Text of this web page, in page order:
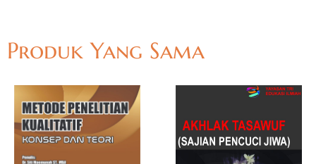
Produk Yang Sama